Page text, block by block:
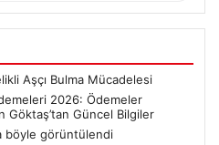
Aşçı Bulma Mücadelesi
2026: Ödemeler
Göktaş’tan Güncel Bilgiler
böyle görüntülendi